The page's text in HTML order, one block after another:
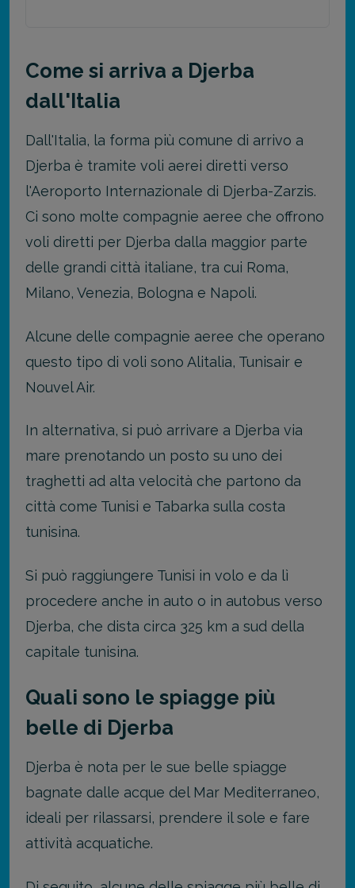
Come si arriva a Djerba
dall'Italia
Dall'Italia, la forma più comune di arrivo a
Djerba è tramite voli aerei diretti verso
l'Aeroporto Internazionale di Djerba-Zarzis.
Ci sono molte compagnie aeree che offrono
voli diretti per Djerba dalla maggior parte
delle grandi città italiane, tra cui Roma,
Milano, Venezia, Bologna e Napoli.
Alcune delle compagnie aeree che operano
questo tipo di voli sono Alitalia, Tunisair e
Nouvel Air.
In alternativa, si può arrivare a Djerba via
mare prenotando un posto su uno dei
traghetti ad alta velocità che partono da
città come Tunisi e Tabarka sulla costa
tunisina.
Si può raggiungere Tunisi in volo e da lì
procedere anche in auto o in autobus verso
Djerba, che dista circa 325 km a sud della
capitale tunisina.
Quali sono le spiagge più
belle di Djerba
Djerba è nota per le sue belle spiagge
bagnate dalle acque del Mar Mediterraneo,
ideali per rilassarsi, prendere il sole e fare
attività acquatiche.